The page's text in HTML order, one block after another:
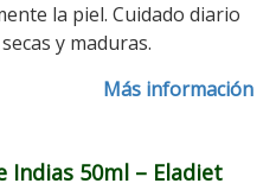
la piel. Cuidado diario
y maduras.
Más información
Indias 50ml – Eladiet